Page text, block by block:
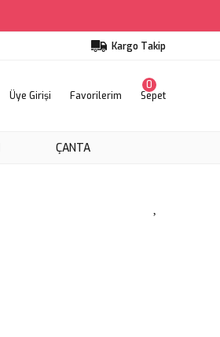
Kargo Takip
Üye Girişi Favorilerim Sepet
0
ÇANTA